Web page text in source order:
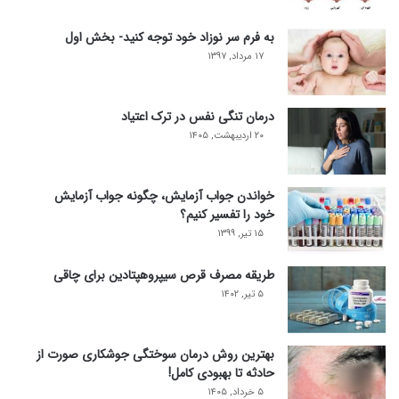
به فرم سر نوزاد خود توجه کنید- بخش اول
۱۷ مرداد, ۱۳۹۷
درمان تنگی نفس در ترک اعتیاد
۲۰ اردیبهشت, ۱۴۰۵
خواندن جواب آزمایش، چگونه جواب آزمایش
خود را تفسیر کنیم؟
۱۵ تیر, ۱۳۹۹
طریقه مصرف قرص سیپروهپتادین برای چاقی
۵ تیر, ۱۴۰۲
بهترین روش درمان سوختگی جوشکاری صورت از
حادثه تا بهبودی کامل!
۵ خرداد, ۱۴۰۵